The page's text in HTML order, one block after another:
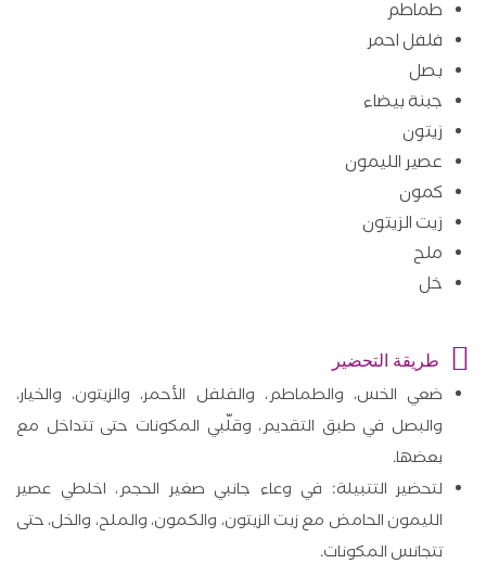
طماطم
فلفل احمر
بصل
جبنة بيضاء
زيتون
عصير الليمون
كمون
زيت الزيتون
ملح
خل
طريقة التحضير
ضعي الخس، والطماطم، والفلفل الأحمر، والزيتون، والخيار،
والبصل في طبق التقديم، وقلّبي المكونات حتى تتداخل مع
بعضها.
لتحضير التتبيلة: في وعاء جانبي صغير الحجم، اخلطي عصير
الليمون الحامض مع زيت الزيتون، والكمون، والملح، والخل، حتى
تتجانس المكونات.